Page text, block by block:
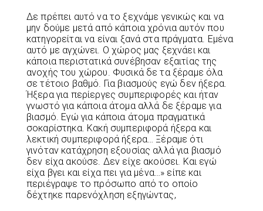
Δε πρέπει αυτό να το ξεχνάμε γενικώς και να
μην δούμε μετά από κάποια χρόνια αυτόν που
κατηγορείται να είναι ξανά στα πράγματα. Εμένα
αυτό με αγχώνει. Ο χώρος μας ξεχνάει και
κάποια περιστατικά συνέβησαν εξαιτίας της
ανοχής του χώρου. Φυσικά δε τα ξέραμε όλα
σε τέτοιο βαθμό. Για βιασμούς εγώ δεν ήξερα.
Ήξερα για περίεργες συμπεριφορές και ήταν
γνωστό για κάποια άτομα αλλά δε ξέραμε για
βιασμό. Εγώ για κάποια άτομα πραγματικά
σοκαρίστηκα. Κακή συμπεριφορά ήξερα και
λεκτική συμπεριφορά ήξερα… Ξέραμε ότι
γινόταν κατάχρηση εξουσίας αλλά για βιασμό
δεν είχα ακούσε. Δεν είχε ακούσει. Και εγώ
είχα βγει και είχα πει για μένα…» είπε και
περιέγραψε το πρόσωπο από το οποίο
δέχτηκε παρενόχληση εξηγώντας,